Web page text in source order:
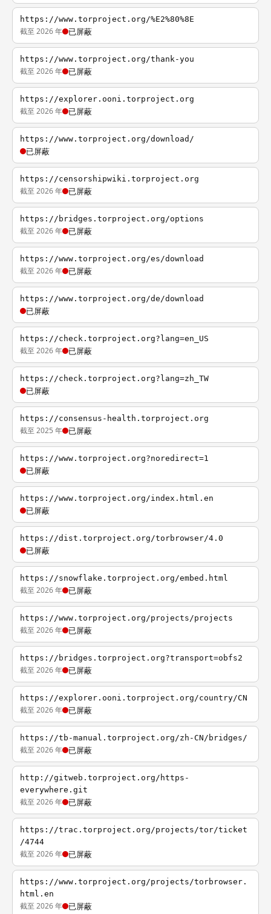
https://www.torproject.org/%E2%80%8E
截至 2026 年 已屏蔽
https://www.torproject.org/thank-you
截至 2026 年 已屏蔽
https://explorer.ooni.torproject.org
截至 2026 年 已屏蔽
https://www.torproject.org/download/
已屏蔽
https://censorshipwiki.torproject.org
截至 2026 年 已屏蔽
https://bridges.torproject.org/options
截至 2026 年 已屏蔽
https://www.torproject.org/es/download
截至 2026 年 已屏蔽
https://www.torproject.org/de/download
已屏蔽
https://check.torproject.org?lang=en_US
截至 2026 年 已屏蔽
https://check.torproject.org?lang=zh_TW
已屏蔽
https://consensus-health.torproject.org
截至 2025 年 已屏蔽
https://www.torproject.org?noredirect=1
已屏蔽
https://www.torproject.org/index.html.en
已屏蔽
https://dist.torproject.org/torbrowser/4.0
已屏蔽
https://snowflake.torproject.org/embed.html
截至 2026 年 已屏蔽
https://www.torproject.org/projects/projects
截至 2026 年 已屏蔽
https://bridges.torproject.org?transport=obfs2
截至 2026 年 已屏蔽
https://explorer.ooni.torproject.org/country/CN
截至 2026 年 已屏蔽
https://tb-manual.torproject.org/zh-CN/bridges/
截至 2026 年 已屏蔽
http://gitweb.torproject.org/https-
everywhere.git
截至 2026 年 已屏蔽
https://trac.torproject.org/projects/tor/ticket
/4744
截至 2026 年 已屏蔽
https://www.torproject.org/projects/torbrowser.
html.en
截至 2026 年 已屏蔽